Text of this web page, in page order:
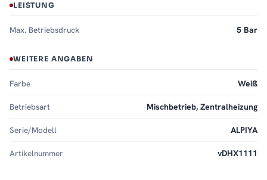
LEISTUNG
Max. Betriebsdruck 5 Bar
WEITERE ANGABEN
Farbe Weiß
Betriebsart Mischbetrieb, Zentralheizung
Serie/Modell ALPIYA
Artikelnummer vDHX1111